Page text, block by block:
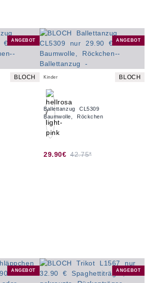
ANGEBOT
BLOCH
ANGEBOT
Kinder BLOCH
Ballettanzug CL5309
Baumwolle, Röckchen
29.90€ 42.75*
ANGEBOT ANGEBOT